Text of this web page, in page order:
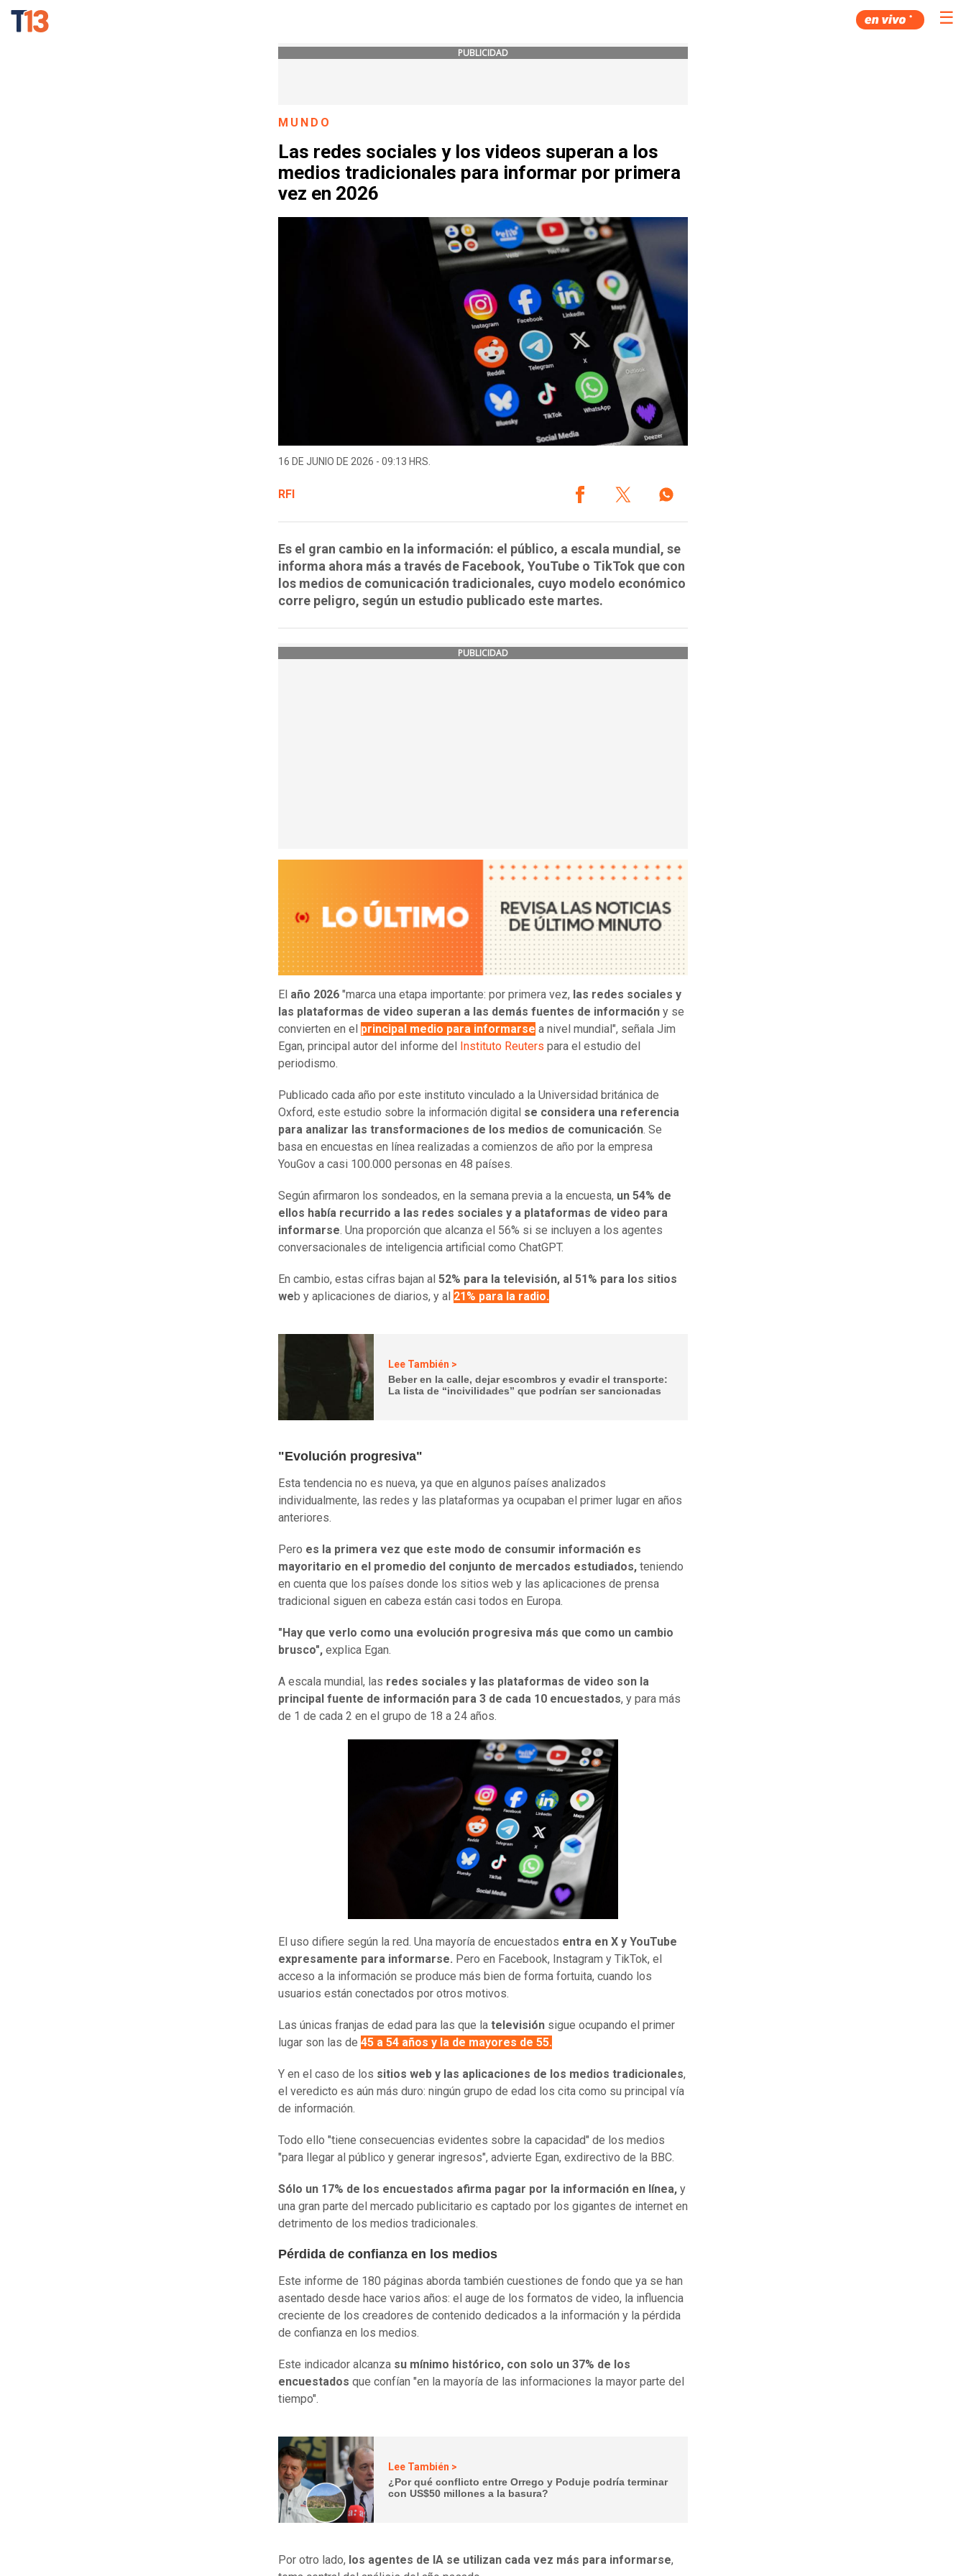
☰
PUBLICIDAD
MUNDO
Las redes sociales y los videos superan a los
medios tradicionales para informar por primera
vez en 2026
16 DE JUNIO DE 2026 - 09:13 HRS.
RFI
Es el gran cambio en la información: el público, a escala mundial, se
informa ahora más a través de Facebook, YouTube o TikTok que con
los medios de comunicación tradicionales, cuyo modelo económico
corre peligro, según un estudio publicado este martes.
PUBLICIDAD
El año 2026 "marca una etapa importante: por primera vez, las redes sociales y
las plataformas de video superan a las demás fuentes de información y se
convierten en el principal medio para informarse a nivel mundial", señala Jim
Egan, principal autor del informe del
Instituto Reuters para el estudio del
periodismo.
Publicado cada año por este instituto vinculado a la Universidad británica de
Oxford, este estudio sobre la información digital se considera una referencia
para analizar las transformaciones de los medios de comunicación. Se
basa en encuestas en línea realizadas a comienzos de año por la empresa
YouGov a casi 100.000 personas en 48 países.
Según afirmaron los sondeados, en la semana previa a la encuesta, un 54% de
ellos había recurrido a las redes sociales y a plataformas de video para
informarse. Una proporción que alcanza el 56% si se incluyen a los agentes
conversacionales de inteligencia artificial como ChatGPT.
En cambio, estas cifras bajan al 52% para la televisión, al 51% para los sitios
web y aplicaciones de diarios, y al 21% para la radio.
Lee También >
Beber en la calle, dejar escombros y evadir el transporte:
La lista de “incivilidades” que podrían ser sancionadas
"Evolución progresiva"
Esta tendencia no es nueva, ya que en algunos países analizados
individualmente, las redes y las plataformas ya ocupaban el primer lugar en años
anteriores.
Pero es la primera vez que este modo de consumir información es
mayoritario en el promedio del conjunto de mercados estudiados, teniendo
en cuenta que los países donde los sitios web y las aplicaciones de prensa
tradicional siguen en cabeza están casi todos en Europa.
"Hay que verlo como una evolución progresiva más que como un cambio
brusco", explica Egan.
A escala mundial, las redes sociales y las plataformas de video son la
principal fuente de información para 3 de cada 10 encuestados, y para más
de 1 de cada 2 en el grupo de 18 a 24 años.
El uso difiere según la red. Una mayoría de encuestados entra en X y YouTube
expresamente para informarse. Pero en Facebook, Instagram y TikTok, el
acceso a la información se produce más bien de forma fortuita, cuando los
usuarios están conectados por otros motivos.
Las únicas franjas de edad para las que la televisión sigue ocupando el primer
lugar son las de 45 a 54 años y la de mayores de 55.
Y en el caso de los sitios web y las aplicaciones de los medios tradicionales,
el veredicto es aún más duro: ningún grupo de edad los cita como su principal vía
de información.
Todo ello "tiene consecuencias evidentes sobre la capacidad" de los medios
"para llegar al público y generar ingresos", advierte Egan, exdirectivo de la BBC.
Sólo un 17% de los encuestados afirma pagar por la información en línea, y
una gran parte del mercado publicitario es captado por los gigantes de internet en
detrimento de los medios tradicionales.
Pérdida de confianza en los medios
Este informe de 180 páginas aborda también cuestiones de fondo que ya se han
asentado desde hace varios años: el auge de los formatos de video, la influencia
creciente de los creadores de contenido dedicados a la información y la pérdida
de confianza en los medios.
Este indicador alcanza su mínimo histórico, con solo un 37% de los
encuestados que confían "en la mayoría de las informaciones la mayor parte del
tiempo".
Lee También >
¿Por qué conflicto entre Orrego y Poduje podría terminar
con US$50 millones a la basura?
Por otro lado, los agentes de IA se utilizan cada vez más para informarse,